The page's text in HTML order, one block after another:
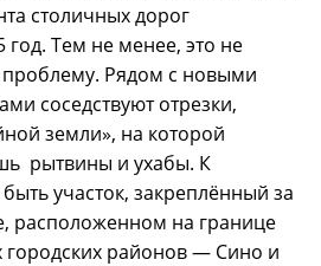
столичных дорог
год. Тем не менее, это не
Рядом с новыми
соседствуют отрезки,
земли», на которой
рытвины и ухабы. К
участок, закреплённый за
расположенном на границе
городских районов — Сино и